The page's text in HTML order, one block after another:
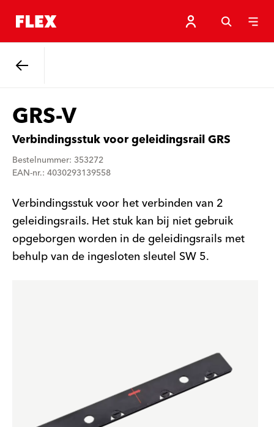
GRS-V
Verbindingsstuk voor geleidingsrail GRS
Bestelnummer: 353272
EAN-nr.: 4030293139558
Verbindingsstuk voor het verbinden van 2
geleidingsrails. Het stuk kan bij niet gebruik
opgeborgen worden in de geleidingsrails met
behulp van de ingesloten sleutel SW 5.